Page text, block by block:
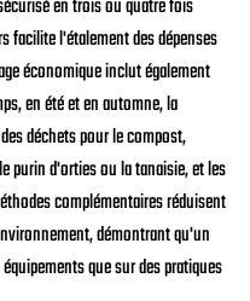
en trois ou quatre fois
facilite l'étalement des dépenses
économique inclut également
en été et en automne, la
déchets pour le compost,
purin d'orties ou la tanaisie, et les
complémentaires réduisent
démontrant qu'un
que sur des pratiques